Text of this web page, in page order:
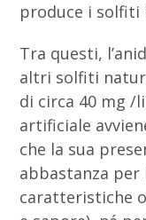
produce i solfiti
Tra questi,
altri solfiti
di circa 40 mg /
artificiale
che la sua
abbastanza per
caratteristiche